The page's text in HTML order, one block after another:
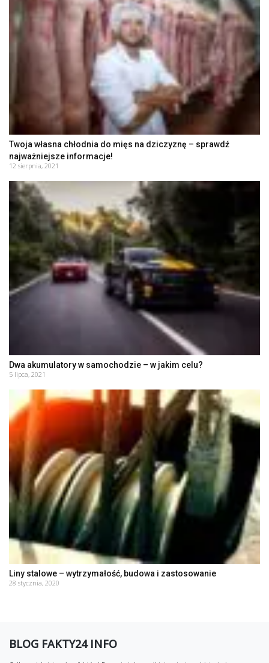
Twoja własna chłodnia do mięs na dziczyznę – sprawdź
najważniejsze informacje!
12 sierpnia, 2021
Dwa akumulatory w samochodzie – w jakim celu?
5 lipca, 2021
Liny stalowe – wytrzymałość, budowa i zastosowanie
28 stycznia, 2020
BLOG FAKTY24 INFO